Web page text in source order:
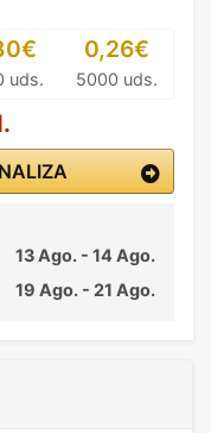
uds.
0,26€
5000 uds.
13 Ago. - 14 Ago.
19 Ago. - 21 Ago.